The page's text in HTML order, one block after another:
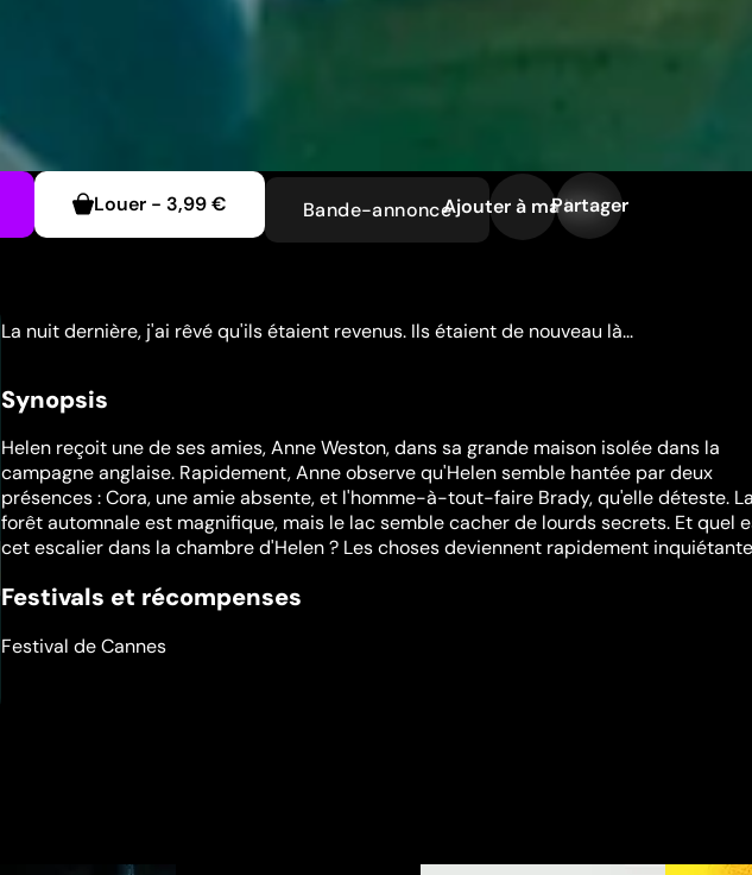
Louer - 3,99 € Bande-annonceAjouter à ma liste
Partager
La nuit dernière, j'ai rêvé qu'ils étaient revenus. Ils étaient de nouveau là...
Synopsis
Helen reçoit une de ses amies, Anne Weston, dans sa grande maison isolée dans la
campagne anglaise. Rapidement, Anne observe qu'Helen semble hantée par deux
présences : Cora, une amie absente, et l'homme-à-tout-faire Brady, qu'elle déteste. La
forêt automnale est magnifique, mais le lac semble cacher de lourds secrets. Et quel
cet escalier dans la chambre d'Helen ? Les choses deviennent rapidement
Festivals et récompenses
Festival de Cannes